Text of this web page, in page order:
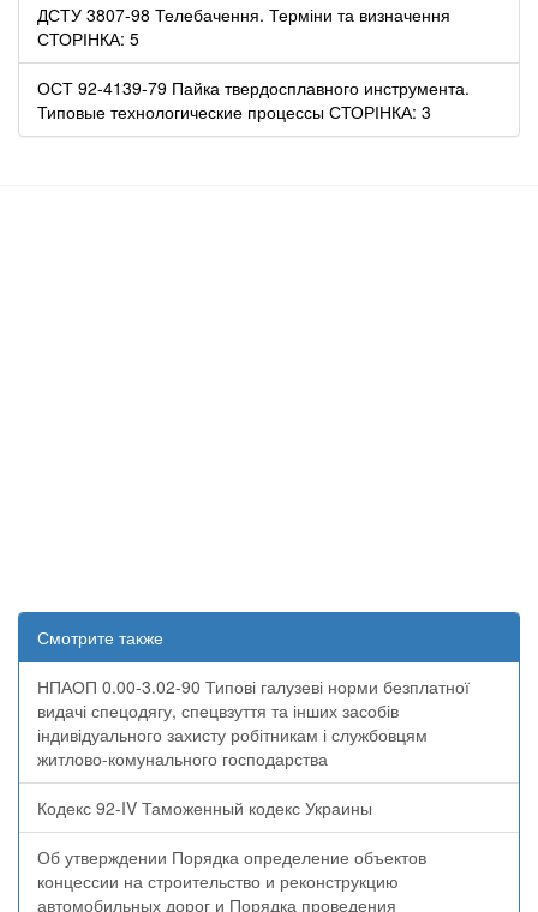
ДСТУ 3807-98 Телебачення. Терміни та визначення
СТОРІНКА: 5
ОСТ 92-4139-79 Пайка твердосплавного инструмента.
Типовые технологические процессы СТОРІНКА: 3
Смотрите также
НПАОП 0.00-3.02-90 Типові галузеві норми безплатної
видачі спецодягу, спецвзуття та інших засобів
індивідуального захисту робітникам і службовцям
житлово-комунального господарства
Кодекс 92-IV Таможенный кодекс Украины
Об утверждении Порядка определение объектов
концессии на строительство и реконструкцию
автомобильных дорог и Порядка проведения